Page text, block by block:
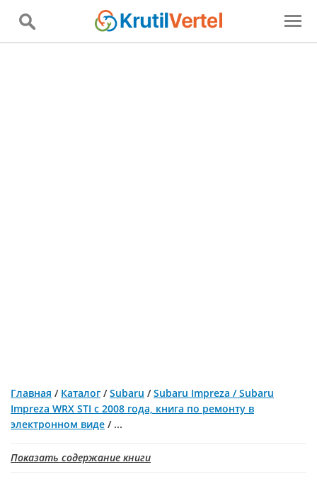
Главная / Каталог /Subaru /Subaru Impreza / Subaru
Impreza WRX STI с 2008 года, книга по ремонту в
электронном виде / ...
Показать содержание книги